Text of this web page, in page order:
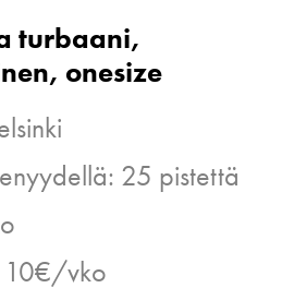
turbaani,
onesize
25 pistettä
10€/vko